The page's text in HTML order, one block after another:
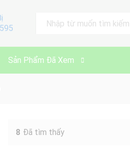
Sản Phẩm Đã Xem
8 Đã tìm thấy